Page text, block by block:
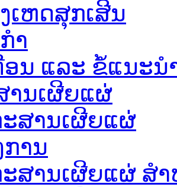
ເຫດສຸກເສີນ
ຳ
ອນ ແລະ ຂໍ້ແນະນ
ານເຜີຍແຜ່
ະສານເຜີຍແຜ່
ການ
ະສານເຜີຍແຜ່ ສ